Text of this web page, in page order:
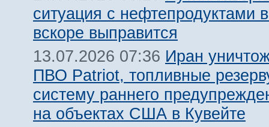
ситуация с нефтепродуктами
вскоре выправится
13.07.2026 07:36 Иран
ПВО Patriot, топливные
систему раннего
на объектах США в Кувейте